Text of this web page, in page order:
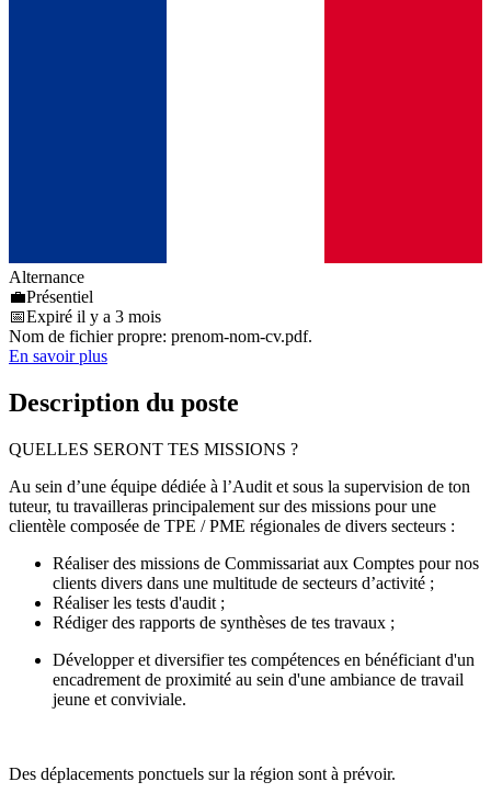
Alternance
💼Présentiel
📅Expiré il y a 3 mois
Nom de fichier propre: prenom-nom-cv.pdf.
En savoir plus
Description du poste
QUELLES SERONT TES MISSIONS ?
Au sein d’une équipe dédiée à l’Audit et sous la supervision de ton
tuteur, tu travailleras principalement sur des missions pour une
clientèle composée de TPE / PME régionales de divers secteurs :
Réaliser des missions de Commissariat aux Comptes pour nos
clients divers dans une multitude de secteurs d’activité ;
Réaliser les tests d'audit ;
Rédiger des rapports de synthèses de tes travaux ;
Développer et diversifier tes compétences en bénéficiant d'un
encadrement de proximité au sein d'une ambiance de travail
jeune et conviviale.
Des déplacements ponctuels sur la région sont à prévoir.